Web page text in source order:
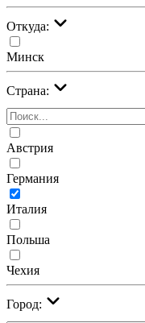
Откуда:
Минск
Страна:
Австрия
Германия
Италия
Польша
Чехия
Город: